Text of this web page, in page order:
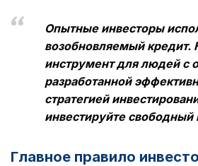
Опытные инвесторы
возобновляемый кредит.
инструмент для людей с
разработанной
стратегией
инвестируйте свободный
Главное правило